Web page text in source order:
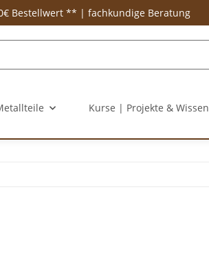
Bestellwert ** | fachkundige Beratung
Kurse | Projekte & Wissen